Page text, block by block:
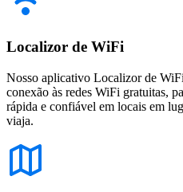
Localizor de WiFi
Nosso aplicativo Localizor de
conexão às redes WiFi gratuitas,
rápida e confiável em locais em
viaja.